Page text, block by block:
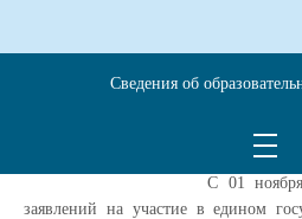
Прием
места
ЕГЭ
С 01
заявлений на участие в едином
Сведения об